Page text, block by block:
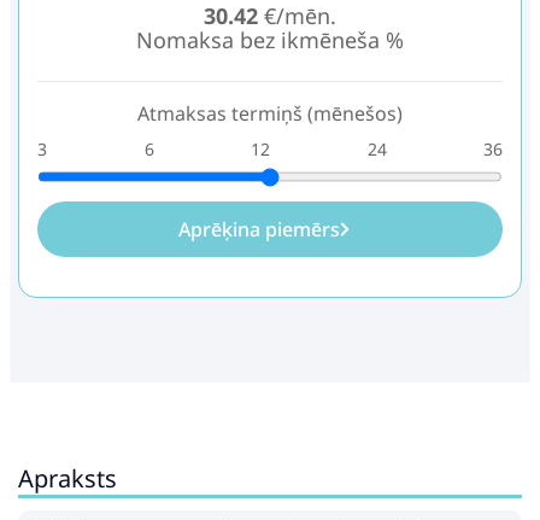
30.42 €/mēn.
Nomaksa bez ikmēneša %
Atmaksas termiņš (mēnešos)
3 6 12 24 36
Aprēķina piemērs
Apraksts